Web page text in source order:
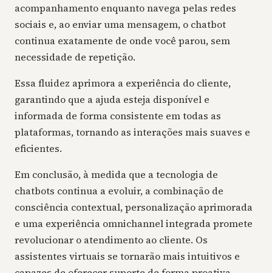
acompanhamento enquanto navega pelas redes
sociais e, ao enviar uma mensagem, o chatbot
continua exatamente de onde você parou, sem
necessidade de repetição.
Essa fluidez aprimora a experiência do cliente,
garantindo que a ajuda esteja disponível e
informada de forma consistente em todas as
plataformas, tornando as interações mais suaves e
eficientes.
Em conclusão, à medida que a tecnologia de
chatbots continua a evoluir, a combinação de
consciência contextual, personalização aprimorada
e uma experiência omnichannel integrada promete
revolucionar o atendimento ao cliente. Os
assistentes virtuais se tornarão mais intuitivos e